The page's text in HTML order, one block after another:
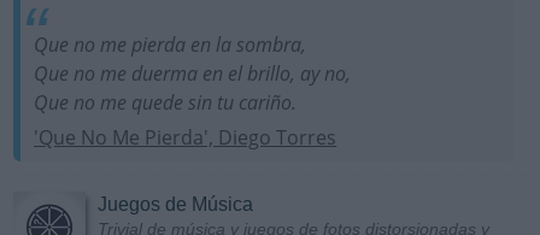
Que no me pierda en la sombra,
Que no me duerma en el brillo, ay no,
Que no me quede sin tu cariño.
'Que No Me Pierda', Diego Torres
Juegos de Música
Trivial de música y juegos de fotos distorsionadas y